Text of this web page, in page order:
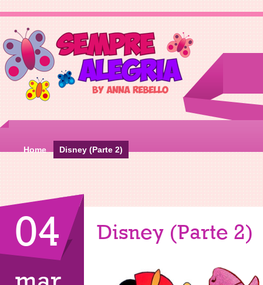
Home Disney (Parte 2)
04 Disney (Parte 2)